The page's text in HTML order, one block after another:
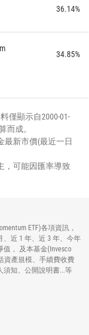
36.14%
34.85%
僅顯示自2000-01-
而成。
最新市價(最近一日
，可能因匯率導致
ETF)各項資訊，
、近 1 年、近 3 年、今年
， 及本基金(Invesco
資產規模、手續費收費
須知、公開說明書...等